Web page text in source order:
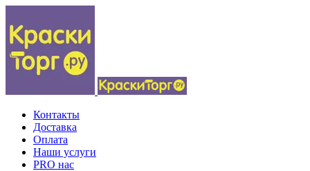
Контакты
Доставка
Оплата
Наши услуги
PRO нас